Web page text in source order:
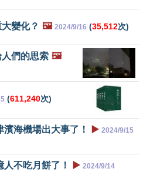
變化？ 🖼️ 2024/9/16 (35,512次)
們的思索 🖼️
(611,240次)
海機場出大事了！ ▶️ 2024/9/15
不吃月餅了！ ▶️ 2024/9/14